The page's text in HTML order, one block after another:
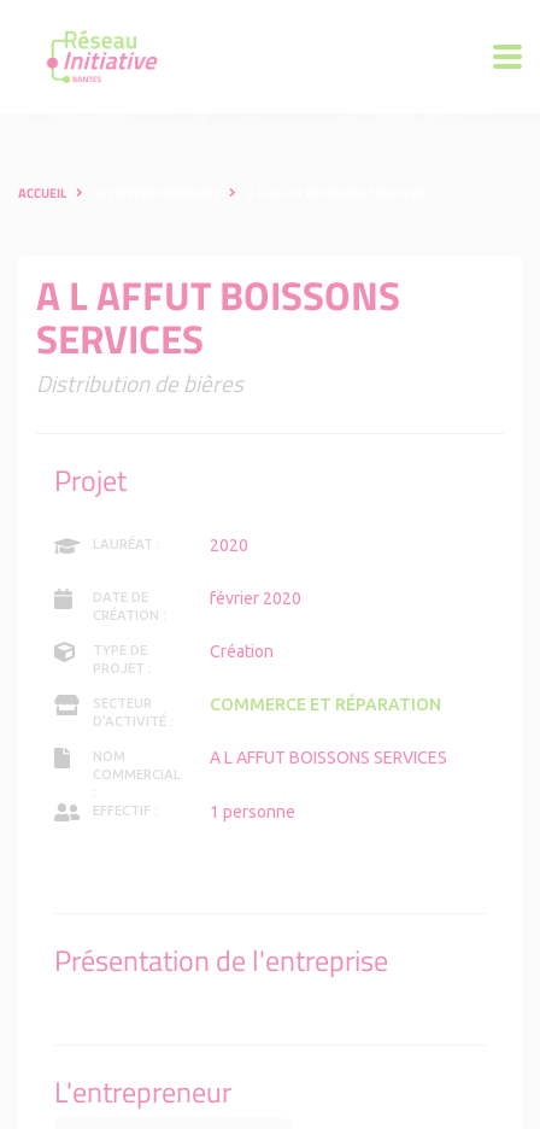
ACCUEIL
A L AFFUT BOISSONS
SERVICES
Distribution de bières
Projet
LAURÉAT : 2020
DATE DE
CRÉATION :
février 2020
TYPE DE
PROJET :
Création
SECTEUR
D'ACTIVITÉ :
COMMERCE ET RÉPARATION
NOM
COMMERCIAL
:
A L AFFUT BOISSONS SERVICES
EFFECTIF : 1 personne
Présentation de l'entreprise
L'entrepreneur